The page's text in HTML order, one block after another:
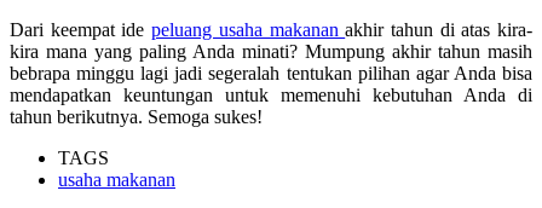
Dari keempat idepeluang usaha makananakhir tahun di atas kira-
kira mana yang paling Anda minati? Mumpung akhir tahun masih
bebrapa minggu lagi jadi segeralah tentukan pilihan agar Anda bisa
mendapatkan keuntungan untuk memenuhi kebutuhan Anda di
tahun berikutnya. Semoga sukes!
TAGS
usaha makanan